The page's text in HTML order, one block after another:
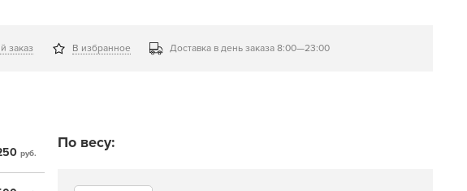
заказ В избранное Доставка в день заказа 8:00—23:00
руб.
По весу: